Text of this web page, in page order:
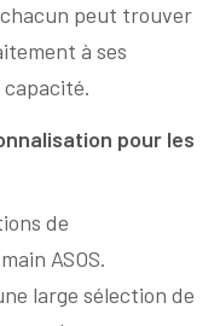
peut trouver
à ses
pour les
de
ASOS.
large sélection de